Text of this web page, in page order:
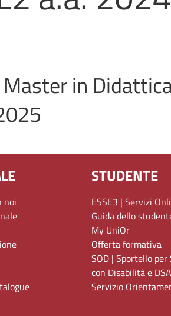
in
noi
STUDENTE
ESSE3 | Servizi
Guida dello
My UniOr
Offerta formativa
SOD | Sportello
con Disabilità e DSA
Servizio